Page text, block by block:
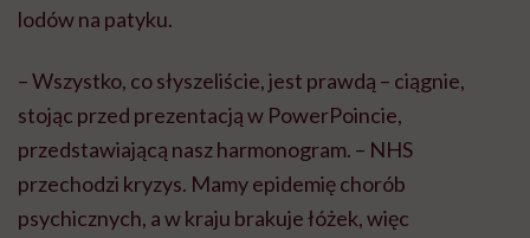
lodów na patyku.
– Wszystko, co słyszeliście, jest prawdą – ciągnie,
stojąc przed prezentacją w PowerPoincie,
przedstawiającą nasz harmonogram. – NHS
przechodzi kryzys. Mamy epidemię chorób
psychicznych, a w kraju brakuje łóżek, więc